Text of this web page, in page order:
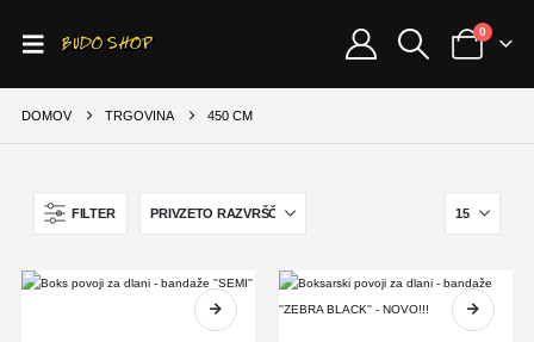
0
DOMOV TRGOVINA 450 CM
FILTER